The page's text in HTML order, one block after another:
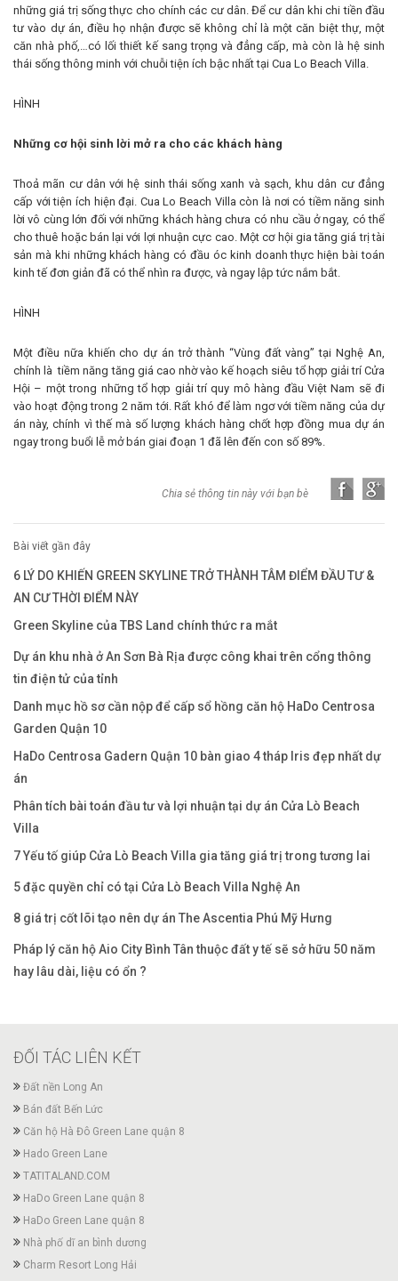
những giá trị sống thực cho chính các cư dân. Để cư dân khi chi tiền đầu
tư vào dự án, điều họ nhận được sẽ không chỉ là một căn biệt thự, một
căn nhà phố,…có lối thiết kế sang trọng và đẳng cấp, mà còn là hệ sinh
thái sống thông minh với chuỗi tiện ích bậc nhất tại Cua Lo Beach Villa.
HÌNH
Những cơ hội sinh lời mở ra cho các khách hàng
Thoả mãn cư dân với hệ sinh thái sống xanh và sạch, khu dân cư đẳng
cấp với tiện ích hiện đại. Cua Lo Beach Villa còn là nơi có tiềm năng sinh
lời vô cùng lớn đối với những khách hàng chưa có nhu cầu ở ngay, có thể
cho thuê hoặc bán lại với lợi nhuận cực cao. Một cơ hội gia tăng giá trị tài
sản mà khi những khách hàng có đầu óc kinh doanh thực hiện bài toán
kinh tế đơn giản đã có thể nhìn ra được, và ngay lập tức nắm bắt.
HÌNH
Một điều nữa khiến cho dự án trở thành “Vùng đất vàng” tại Nghệ An,
chính là tiềm năng tăng giá cao nhờ vào kế hoạch siêu tổ hợp giải trí Cửa
Hội – một trong những tổ hợp giải trí quy mô hàng đầu Việt Nam sẽ đi
vào hoạt động trong 2 năm tới. Rất khó để làm ngơ với tiềm năng của dự
án này, chính vì thế mà số lượng khách hàng chốt hợp đồng mua dự án
ngay trong buổi lễ mở bán giai đoạn 1 đã lên đến con số 89%.
Chia sẻ thông tin này với bạn bè
Bài viết gần đây
6 LÝ DO KHIẾN GREEN SKYLINE TRỞ THÀNH TÂM ĐIỂM ĐẦU TƯ &
AN CƯ THỜI ĐIỂM NÀY
Green Skyline của TBS Land chính thức ra mắt
Dự án khu nhà ở An Sơn Bà Rịa được công khai trên cổng thông
tin điện tử của tỉnh
Danh mục hồ sơ cần nộp để cấp sổ hồng căn hộ HaDo Centrosa
Garden Quận 10
HaDo Centrosa Gadern Quận 10 bàn giao 4 tháp Iris đẹp nhất dự
án
Phân tích bài toán đầu tư và lợi nhuận tại dự án Cửa Lò Beach
Villa
7 Yếu tố giúp Cửa Lò Beach Villa gia tăng giá trị trong tương lai
5 đặc quyền chỉ có tại Cửa Lò Beach Villa Nghệ An
8 giá trị cốt lõi tạo nên dự án The Ascentia Phú Mỹ Hưng
Pháp lý căn hộ Aio City Bình Tân thuộc đất y tế sẽ sở hữu 50 năm
hay lâu dài, liệu có ổn ?
ĐỐI TÁC LIÊN KẾT
Đất nền Long An
Bán đất Bến Lức
Căn hộ Hà Đô Green Lane quận 8
Hado Green Lane
TATITALAND.COM
HaDo Green Lane quận 8
HaDo Green Lane quận 8
Nhà phố dĩ an bình dương
Charm Resort Long Hải